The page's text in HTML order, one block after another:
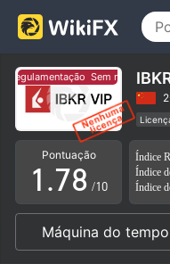
regulamentação Sem
Pontuação
0
1
2
3
.
3
4
5
6
7
8
9
4
5
6
7
8
9
/10
Índice
Índice
Máquina do tempo